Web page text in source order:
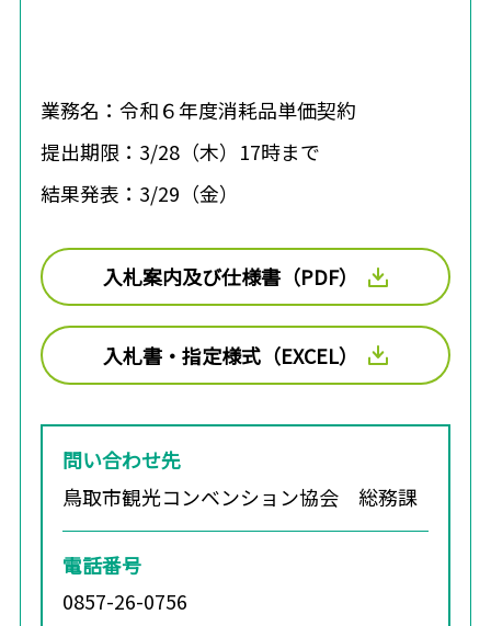
業務名：令和６年度消耗品単価契約
提出期限：3/28（木）17時まで
結果発表：3/29（金）
入札案内及び仕様書（PDF）
入札書・指定様式（EXCEL）
問い合わせ先
鳥取市観光コンベンション協会 総務課
電話番号
0857-26-0756